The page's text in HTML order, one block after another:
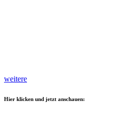
weitere
Hier klicken und jetzt anschauen: